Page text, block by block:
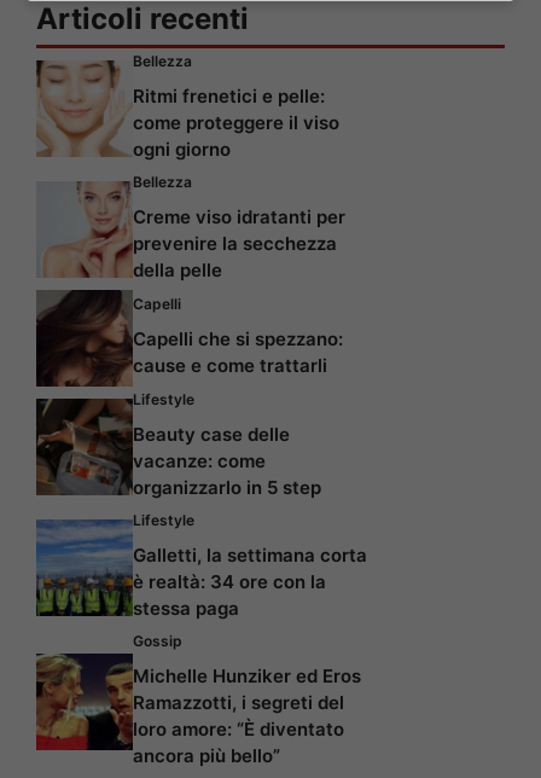
Articoli recenti
Bellezza
Ritmi frenetici e pelle:
come proteggere il viso
ogni giorno
Bellezza
Creme viso idratanti per
prevenire la secchezza
della pelle
Capelli
Capelli che si spezzano:
cause e come trattarli
Lifestyle
Beauty case delle
vacanze: come
organizzarlo in 5 step
Lifestyle
Galletti, la settimana corta
è realtà: 34 ore con la
stessa paga
Gossip
Michelle Hunziker ed Eros
Ramazzotti, i segreti del
loro amore: “È diventato
ancora più bello”